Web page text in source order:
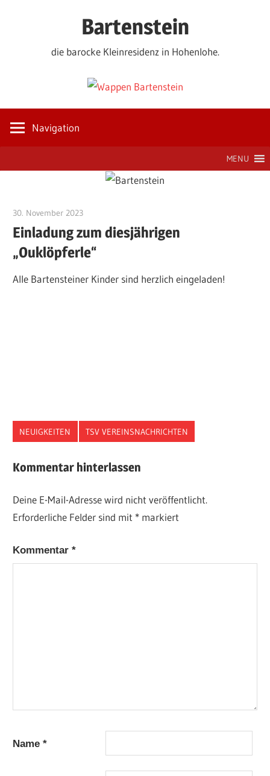
Bartenstein
die barocke Kleinresidenz in Hohenlohe.
Navigation
MENU
30. November 2023
Einladung zum diesjährigen
„Ouklöpferle“
Alle Bartensteiner Kinder sind herzlich eingeladen!
NEUIGKEITEN TSV VEREINSNACHRICHTEN
Kommentar hinterlassen
Deine E-Mail-Adresse wird nicht veröffentlicht.
Erforderliche Felder sind mit * markiert
Kommentar*
Name*